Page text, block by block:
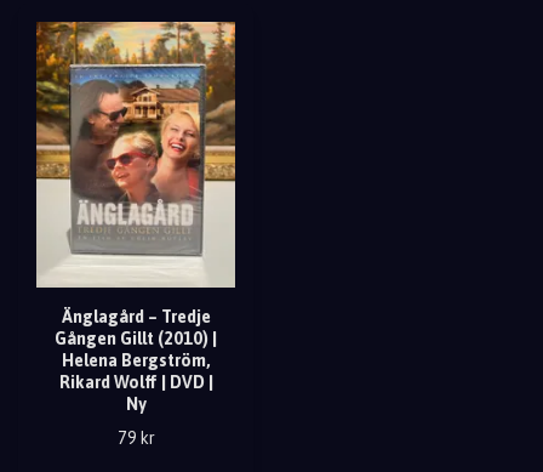
Änglagård – Tredje
Gången Gillt (2010) |
Helena Bergström,
Rikard Wolff | DVD |
Ny
79 kr